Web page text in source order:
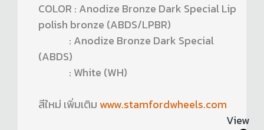
COLOR : Anodize Bronze Dark Special Lip
polish bronze (ABDS/LPBR)
: Anodize Bronze Dark Special
(ABDS)
: White (WH)
สีใหม่ เพิ่มเติม www.stamfordwheels.com
View